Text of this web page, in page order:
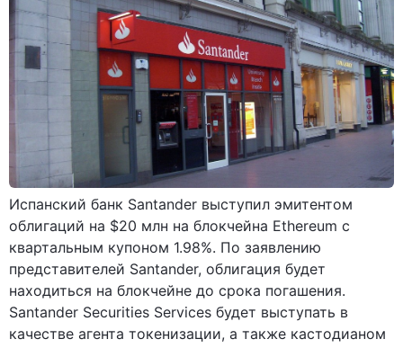
Испанский банк Santander выступил эмитентом
облигаций на $20 млн на блокчейна Ethereum с
квартальным купоном 1.98%. По заявлению
представителей Santander, облигация будет
находиться на блокчейне до срока погашения.
Santander Securities Services будет выступать в
качестве агента токенизации, а также кастодианом